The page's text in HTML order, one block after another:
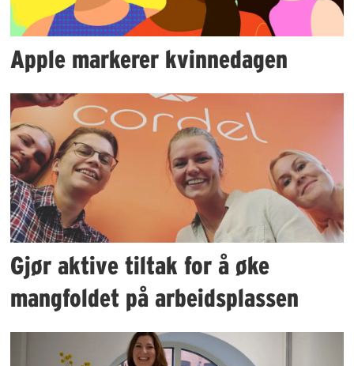
Apple markerer kvinnedagen
Gjør aktive tiltak for å øke
mangfoldet på arbeidsplassen